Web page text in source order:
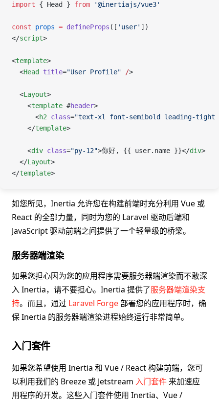
import { Head } from '@inertiajs/vue3'
const props = defineProps ([ 'user' ])
</script>
<template>
  <
Head title="User Profile" />
  <
Layout>
    <
template #header>
      <
h2 class="text-xl font-semibold leading-tight
    </
template>
    <
div class="py-12">你好, {{ user.name }}</div>
  </
Layout>
</template>
如您所见，Inertia 允许您在构建前端时充分利用 Vue 或
React 的全部力量，同时为您的 Laravel 驱动后端和
JavaScript 驱动前端之间提供了一个轻量级的桥梁。
服务器端渲染
如果您担心因为您的应用程序需要服务器端渲染而不敢深
入 Inertia，请不要担心。Inertia 提供了服务器端渲染支
持。而且，通过 Laravel Forge部署您的应用程序时，确
保 Inertia 的服务器端渲染进程始终运行非常简单。
入门套件
如果您希望使用 Inertia 和 Vue / React 构建前端，您可
以利用我们的 Breeze 或 Jetstream 入门套件 来加速应
用程序的开发。这些入门套件使用 Inertia、Vue /